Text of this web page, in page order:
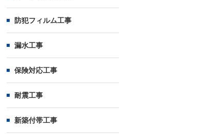
防犯フィルム工事
漏水工事
保険対応工事
耐震工事
新築付帯工事